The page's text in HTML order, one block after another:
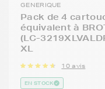
GENERIQUE
Pack de 4
équivalent à
(LC-
XL
10 avis
EN STOCK